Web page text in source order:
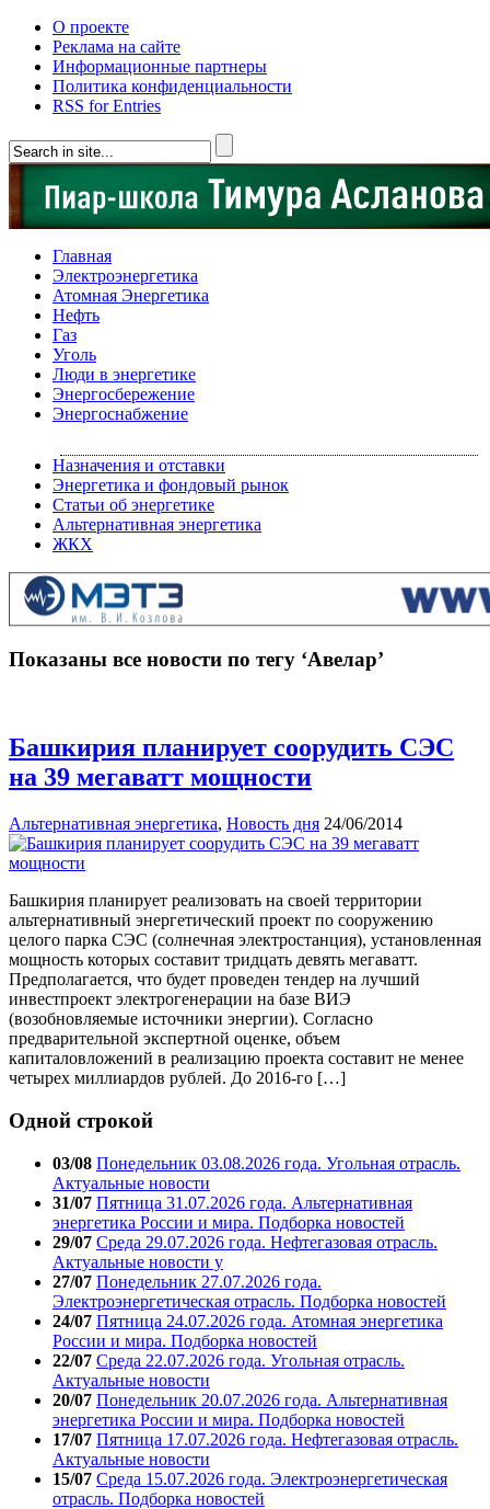
О проекте
Реклама на сайте
Информационные партнеры
Политика конфиденциальности
RSS for Entries
Главная
Электроэнергетика
Атомная Энергетика
Нефть
Газ
Уголь
Люди в энергетике
Энергосбережение
Энергоснабжение
Назначения и отставки
Энергетика и фондовый рынок
Статьи об энергетике
Альтернативная энергетика
ЖКХ
Показаны все новости по тегу ‘Авелар’
Башкирия планирует соорудить СЭС
на 39 мегаватт мощности
Альтернативная энергетика, Новость дня 24/06/2014
Башкирия планирует реализовать на своей территории
альтернативный энергетический проект по сооружению
целого парка СЭС (солнечная электростанция), установленная
мощность которых составит тридцать девять мегаватт.
Предполагается, что будет проведен тендер на лучший
инвестпроект электрогенерации на базе ВИЭ
(возобновляемые источники энергии). Согласно
предварительной экспертной оценке, объем
капиталовложений в реализацию проекта составит не менее
четырех миллиардов рублей. До 2016-го […]
Одной строкой
03/08 Понедельник 03.08.2026 года. Угольная отрасль.
Актуальные новости
31/07 Пятница 31.07.2026 года. Альтернативная
энергетика России и мира. Подборка новостей
29/07 Среда 29.07.2026 года. Нефтегазовая отрасль.
Актуальные новости у
27/07 Понедельник 27.07.2026 года.
Электроэнергетическая отрасль. Подборка новостей
24/07 Пятница 24.07.2026 года. Атомная энергетика
России и мира. Подборка новостей
22/07 Среда 22.07.2026 года. Угольная отрасль.
Актуальные новости
20/07 Понедельник 20.07.2026 года. Альтернативная
энергетика России и мира. Подборка новостей
17/07 Пятница 17.07.2026 года. Нефтегазовая отрасль.
Актуальные новости
15/07 Среда 15.07.2026 года. Электроэнергетическая
отрасль. Подборка новостей